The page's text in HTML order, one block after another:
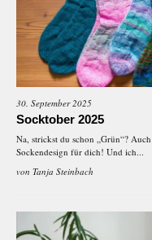
30. September 2025
Socktober 2025
Na, strickst du schon „Grün“?
Sockendesign für dich! Und ich...
von Tanja Steinbach